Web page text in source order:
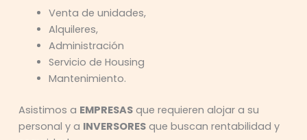
Venta de unidades,
Alquileres,
Administración
Servicio de Housing
Mantenimiento.
Asistimos a EMPRESASque requieren alojar a su
personal y a INVERSORESque buscan rentabilidad y